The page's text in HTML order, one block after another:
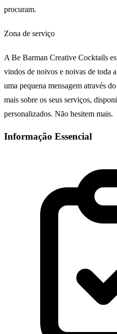
procuram.
Zona de serviço
A Be Barman Creative Cocktails
vindos de noivos e noivas de toda
uma pequena mensagem através
mais sobre os seus serviços,
personalizados. Não hesitem mais.
Informação Essencial